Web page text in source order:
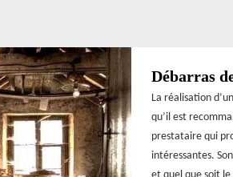
Débarras
La réalisation
qu’il est
prestataire qui
intéressantes.